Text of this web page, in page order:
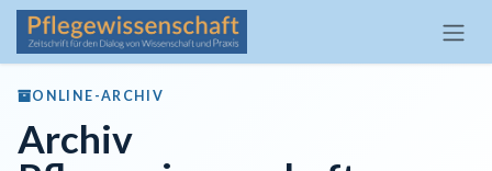
Zum Inhalt springen
ONLINE-ARCHIV
Archiv